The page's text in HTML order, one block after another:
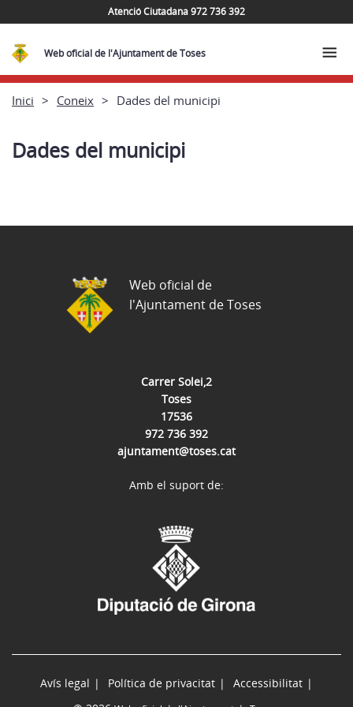
Atenció Ciutadana 972 736 392
Web oficial de l'Ajuntament de Toses
Inici Coneix Dades del municipi
Dades del municipi
Carrer Solei,2
Toses
17536
972 736 392
ajuntament@toses.cat
Web oficial de
l'Ajuntament de Toses
Avís legal Política de privacitat
Accessibilitat
Amb el suport de: